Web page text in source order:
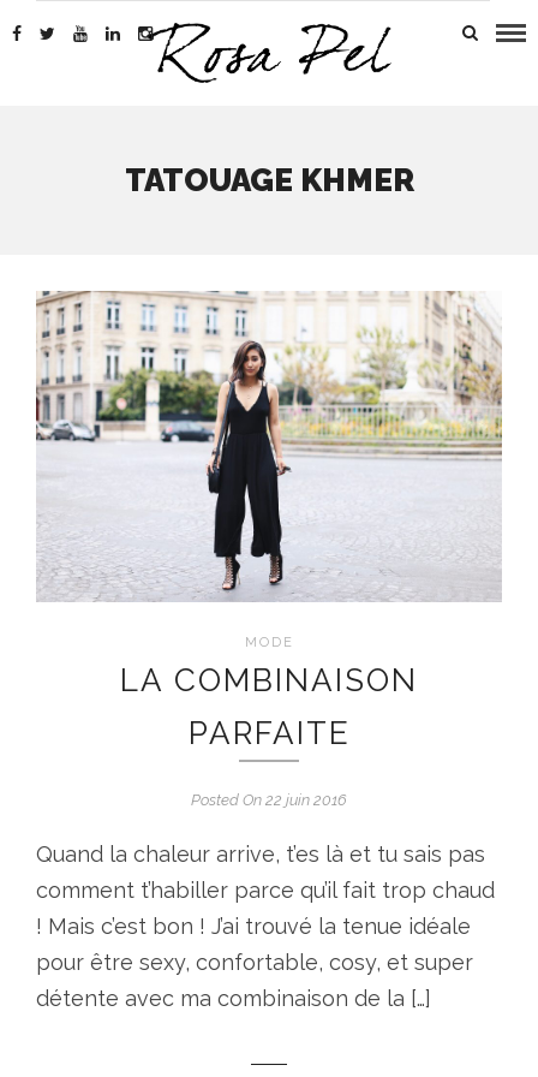
TATOUAGE KHMER
MODE
LA COMBINAISON
PARFAITE
Posted On 22 juin 2016
Quand la chaleur arrive, t’es là et tu sais pas
comment t’habiller parce qu’il fait trop chaud
! Mais c’est bon ! J’ai trouvé la tenue idéale
pour être sexy, confortable, cosy, et super
détente avec ma combinaison de la […]